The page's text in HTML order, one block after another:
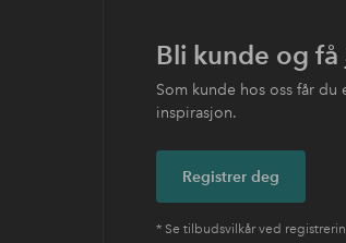
Bli kunde og få
Som kunde hos oss får
inspirasjon.
Registrer deg
* Se tilbudsvilkår ved